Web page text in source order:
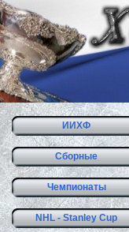
ИИХФ
Сборные
Чемпионаты
NHL - Stanley Cup